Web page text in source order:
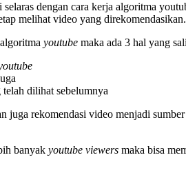
selaras dengan cara kerja algoritma
melihat video yang direkomendasikan.
youtube maka ada 3 hal yang
dilihat sebelumnya
juga rekomendasi video menjadi
banyak youtube viewers maka bisa